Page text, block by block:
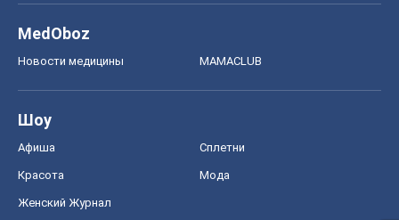
MedOboz
Новости медицины MAMACLUB
Шоу
Афиша Сплетни
Красота Мода
Женский Журнал